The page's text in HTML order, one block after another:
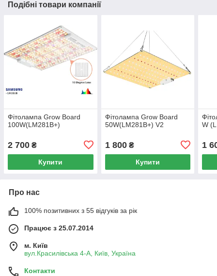
Подібні товари компанії
Фітолампа Grow Board
100W(LM281B+)
2 700 ₴
Купити
Фітолампа Grow Board
50W(LM281B+) V2
1 800₴
Купити
W
1
Про нас
100% позитивних з 55 відгуків за рік
Працює з 25.07.2014
м. Київ
вул.Красилівська 4-А, Київ, Україна
Контакти